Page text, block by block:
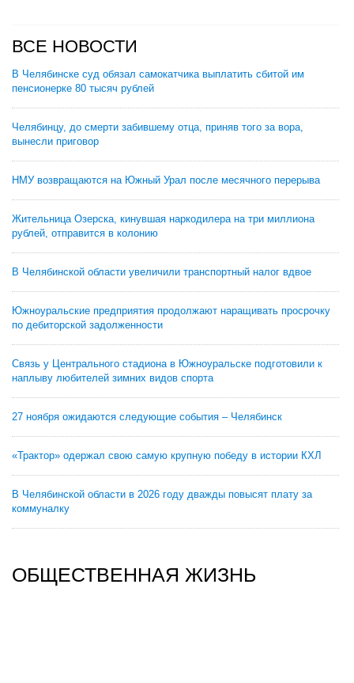
ВСЕ НОВОСТИ
В Челябинске суд обязал самокатчика выплатить сбитой им
пенсионерке 80 тысяч рублей
Челябинцу, до смерти забившему отца, приняв того за вора,
вынесли приговор
НМУ возвращаются на Южный Урал после месячного перерыва
Жительница Озерска, кинувшая наркодилера на три миллиона
рублей, отправится в колонию
В Челябинской области увеличили транспортный налог вдвое
Южноуральские предприятия продолжают наращивать просрочку
по дебиторской задолженности
Связь у Центрального стадиона в Южноуральске подготовили к
наплыву любителей зимних видов спорта
27 ноября ожидаются следующие события – Челябинск
«Трактор» одержал свою самую крупную победу в истории КХЛ
В Челябинской области в 2026 году дважды повысят плату за
коммуналку
ОБЩЕСТВЕННАЯ ЖИЗНЬ